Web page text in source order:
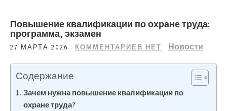
Повышение квалификации по охране труда:
программа, экзамен
27 МАРТА 2026 КОММЕНТАРИЕВ НЕТ Новости
Содержание
Зачем нужна повышение квалификации по
охране труда?